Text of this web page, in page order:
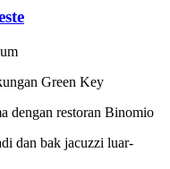
Green Key
dengan restoran Binomio
dan bak jacuzzi luar-